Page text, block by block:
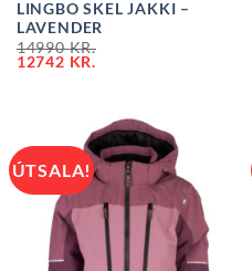
LINGBO SKEL JAKKI –
LAVENDER
14990KR.
12742 KR.
ÚTSALA!